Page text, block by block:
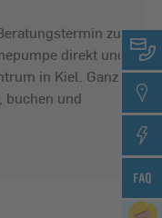
zu
direkt und
in Kiel. Ganz
buchen und